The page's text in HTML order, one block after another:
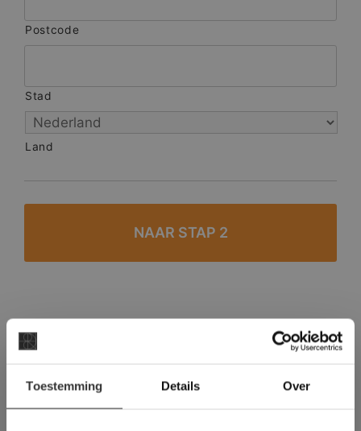
Toestemming Details Over
Postcode
Stad
Land
#1 in de categorie vloeren op Trustpilot
Binnen 24 uur een passende offerte
Meer dan 500 m2 showroom
Deze website maakt
gebruik van cookies.